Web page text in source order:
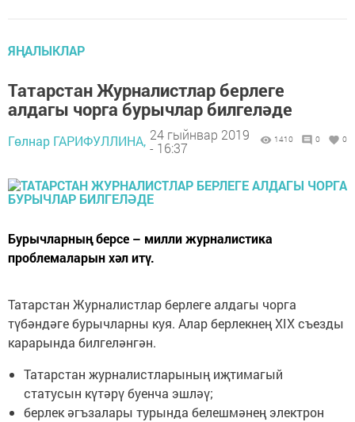
ЯҢАЛЫКЛАР
Татарстан Журналистлар берлеге
алдагы чорга бурычлар билгеләде
Гөлнар ГАРИФУЛЛИНА, 24 гыйнвар 2019
- 16:37
1410 0 0
Бурычларның берсе – милли журналистика
проблемаларын хәл итү.
Татарстан Журналистлар берлеге алдагы чорга
түбәндәге бурычларны куя. Алар берлекнең XIX съезды
карарында билгеләнгән.
Татарстан журналистларының иҗтимагый
статусын күтәрү буенча эшләү;
берлек әгъзалары турында белешмәнең электрон